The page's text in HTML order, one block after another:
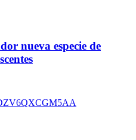
nueva especie de